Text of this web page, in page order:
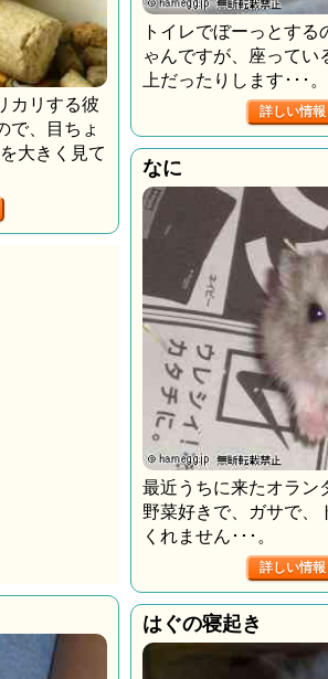
カリする彼
で、目ちょ
大きく見て
トイレでぼーっとす
ゃんですが、座って
上だったりします･･･。
詳しい情
なに
最近うちに来たオラン
野菜好きで、ガサで、
くれません･･･。
詳しい情
はぐの寝起き